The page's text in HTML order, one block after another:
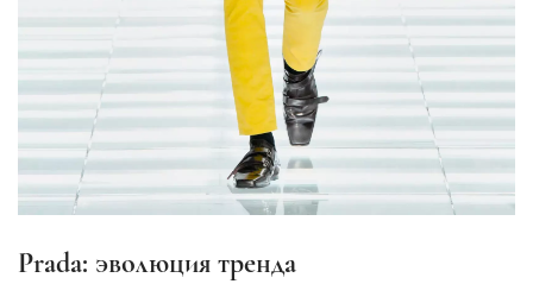
Prada: эволюция тренда